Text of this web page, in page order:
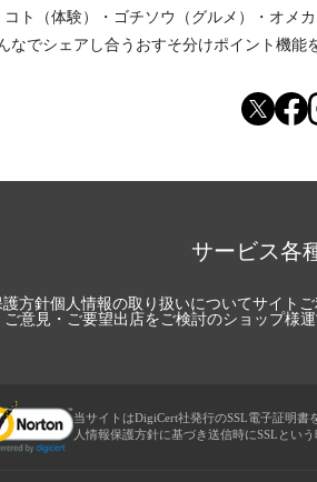
コト（体験） ・ ゴチソウ（グルメ） ・ オメカ
なでシェアし合う おすそ分けポイント機能
サービス各
方針個人情報の取り扱いについてサイト
ご意見・ご要望出店をご検討のショップ様
当サイトはDigiCert社発行のSSL電子証明書
人情報保護方針に基づき送信時にSSLとい